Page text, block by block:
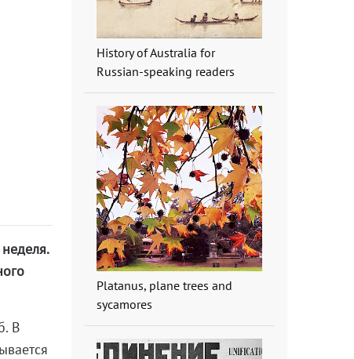
В
History of Australia for
Russian-speaking readers
Platanus, plane trees and
sycamores